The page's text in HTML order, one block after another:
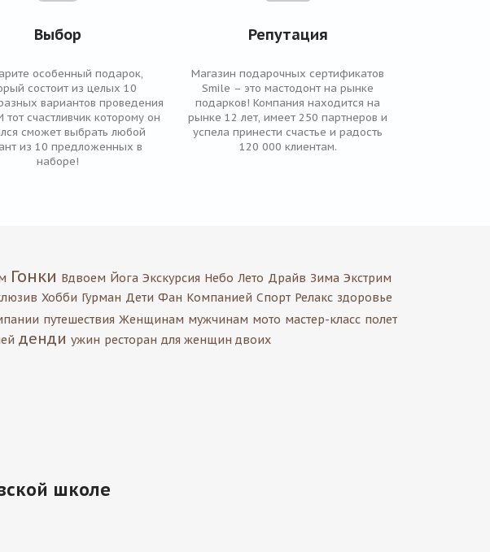
Выбор
особенный подарок,
состоит из целых 10
вариантов проведения
тот счастливчик которому он
сможет выбрать любой
из 10 предложенных в
наборе!
Репутация
Магазин подарочных сертификатов
Smile – это мастодонт на рынке
подарков! Компания находится на
рынке 12 лет, имеет 250 партнеров и
успела принести счастье и радость
120 000 клиентам.
Гонки Вдвоем Йога Экскурсия Небо Лето Драйв Зима Экстрим
Хобби Гурман Дети Фан Компанией Спорт Релакс здоровье
путешествия Женщинам мужчинам мото мастер-класс полет
денди ужин ресторан для женщин двоих
школе